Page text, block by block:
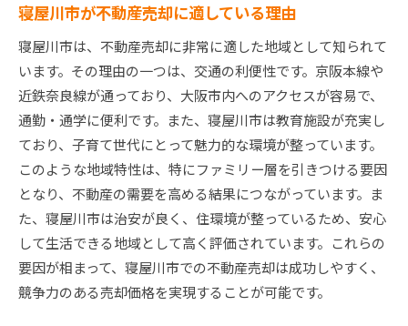
寝屋川市が不動産売却に適している理由
寝屋川市は、不動産売却に非常に適した地域として知られて
います。その理由の一つは、交通の利便性です。京阪本線や
近鉄奈良線が通っており、大阪市内へのアクセスが容易で、
通勤・通学に便利です。また、寝屋川市は教育施設が充実し
ており、子育て世代にとって魅力的な環境が整っています。
このような地域特性は、特にファミリー層を引きつける要因
となり、不動産の需要を高める結果につながっています。ま
た、寝屋川市は治安が良く、住環境が整っているため、安心
して生活できる地域として高く評価されています。これらの
要因が相まって、寝屋川市での不動産売却は成功しやすく、
競争力のある売却価格を実現することが可能です。